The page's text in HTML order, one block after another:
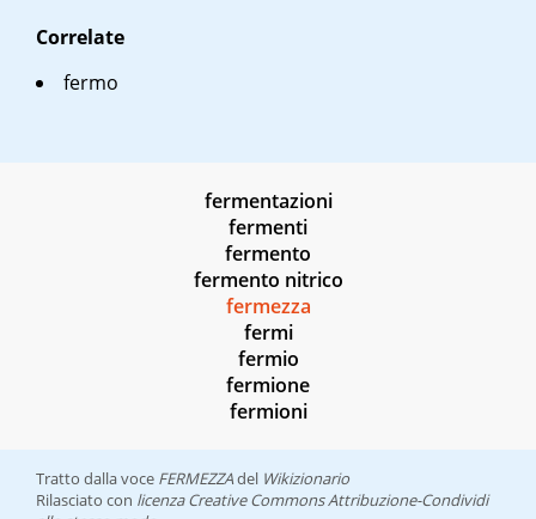
Correlate
fermo
fermentazioni
fermenti
fermento
fermento nitrico
fermezza
fermi
fermio
fermione
fermioni
Tratto dalla voce FERMEZZAdel Wikizionario
Rilasciato con licenza Creative Commons Attribuzione-Condividi